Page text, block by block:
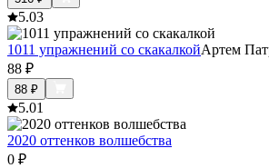
5.03
1011 упражнений со скакалкойАртем
88 ₽
88 ₽
5.01
2020 оттенков волшебства
0 ₽